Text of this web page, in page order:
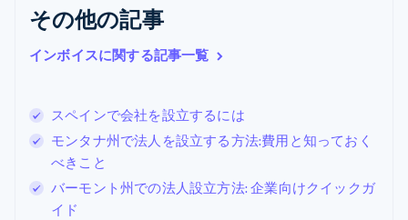
その他の記事
インボイスに関する記事一覧
スペインで会社を設立するには
モンタナ州で法人を設立する方法:費用と知っておく
べきこと
バーモント州での法人設立方法: 企業向けクイックガ
イド
ジブラルタル
English
シンガポール
English 简体中文
スウェーデン
SvenskaEnglish
スペイン
Español English
スロバキア
English